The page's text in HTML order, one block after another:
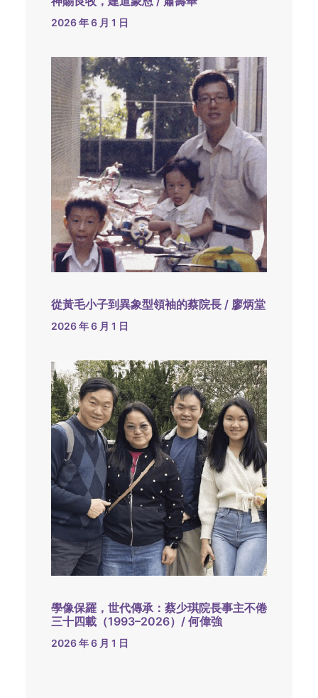
2026 年 6 月 1 日
從黃毛小子到異象型領袖的蔡院長 / 廖炳堂
2026 年 6 月 1 日
學像保羅，世代傳承：蔡少琪院長事主不倦
三十四載（1993–2026）/ 何偉強
2026 年 6 月 1 日